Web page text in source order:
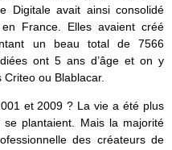
Digitale avait ainsi consolidé
France. Elles avaient créé
un beau total de 7566
ont 5 ans d’âge et on y
ou Blablacar.
et 2009 ? La vie a été plus
plantaient. Mais la majorité
des créateurs de